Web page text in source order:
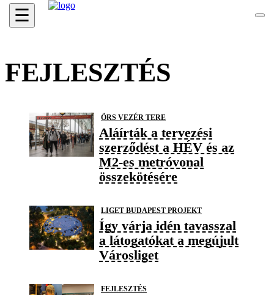
☰
FEJLESZTÉS
ÖRS VEZÉR TERE
Aláírták a tervezési
szerződést a HÉV és az
M2-es metróvonal
összekötésére
LIGET BUDAPEST PROJEKT
Így várja idén tavasszal
a látogatókat a megújult
Városliget
FEJLESZTÉS